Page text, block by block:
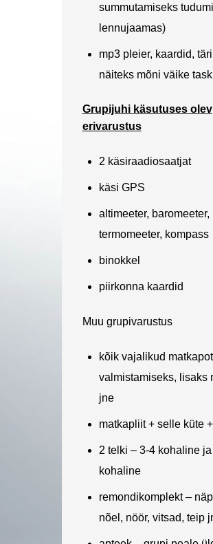
summutamiseks
lennujaamas)
mp3 pleier, kaardid,
näiteks mõni väike
Grupijuhi käsutuses olev
erivarustus
2 käsiraadiosaatjat
käsi GPS
altimeeter, baromeeter,
termomeeter, kompass
binokkel
piirkonna kaardid
Muu grupivarustus
kõik vajalikud
valmistamiseks, lisaks
jne
matkapliit + selle küte
2 telki – 3-4 kohaline
kohaline
remondikomplekt –
nõel, nöör, vitsad, teip